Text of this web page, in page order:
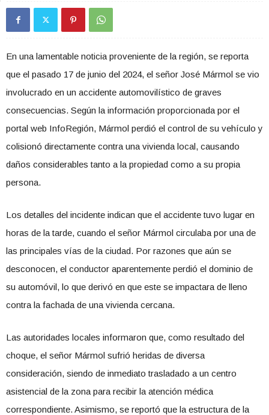
En una lamentable noticia proveniente de la región, se reporta
que el pasado 17 de junio del 2024, el señor José Mármol se vio
involucrado en un accidente automovilístico de graves
consecuencias. Según la información proporcionada por el
portal web InfoRegión, Mármol perdió el control de su vehículo y
colisionó directamente contra una vivienda local, causando
daños considerables tanto a la propiedad como a su propia
persona.
Los detalles del incidente indican que el accidente tuvo lugar en
horas de la tarde, cuando el señor Mármol circulaba por una de
las principales vías de la ciudad. Por razones que aún se
desconocen, el conductor aparentemente perdió el dominio de
su automóvil, lo que derivó en que este se impactara de lleno
contra la fachada de una vivienda cercana.
Las autoridades locales informaron que, como resultado del
choque, el señor Mármol sufrió heridas de diversa
consideración, siendo de inmediato trasladado a un centro
asistencial de la zona para recibir la atención médica
correspondiente. Asimismo, se reportó que la estructura de la